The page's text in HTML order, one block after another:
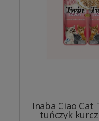
Inaba Ciao Cat
tuńczyk